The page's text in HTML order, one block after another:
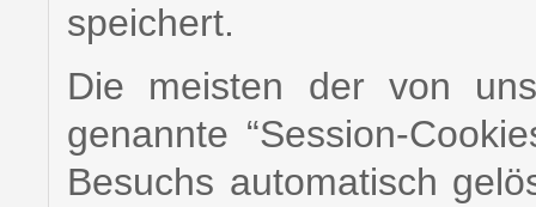
speichert.
Die meisten der von
genannte “Session-
Besuchs automatisch